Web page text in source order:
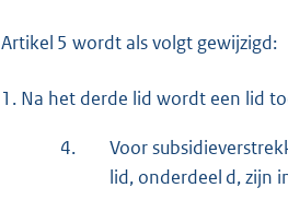
Artikel 5 wordt als volgt gewijzigd:
1. Na het derde lid wordt een lid
4.
Voor
lid, onderdeel d, zijn